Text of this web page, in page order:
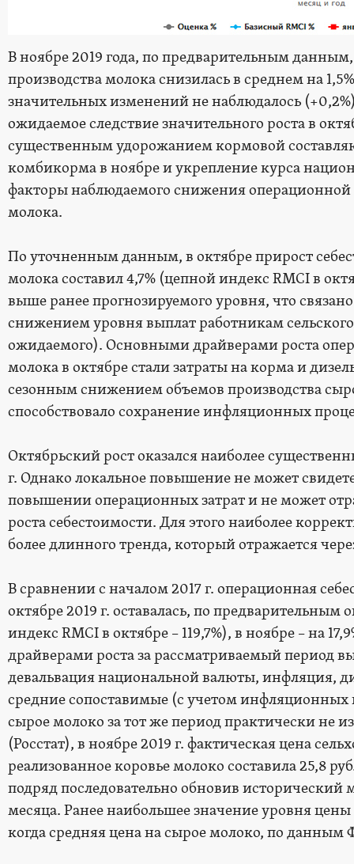
В ноябре 2019 года, по предварительным
производства молока снизилась в среднем на
значительных изменений не наблюдалось
ожидаемое следствие значительного роста в
существенным удорожанием кормовой
комбикорма в ноябре и укрепление курса
факторы наблюдаемого снижения операционной
молока.
По уточненным данным, в октябре прирост
молока составил 4,7% (цепной индекс RMCI в
выше ранее прогнозируемого уровня, что
снижением уровня выплат работникам
ожидаемого). Основными драйверами роста
молока в октябре стали затраты на корма и
сезонным снижением объемов производства
способствовало сохранение инфляционных
Октябрьский рост оказался наиболее
г. Однако локальное повышение не может
повышении операционных затрат и не может
роста себестоимости. Для этого наиболее
более длинного тренда, который отражается
В сравнении с началом 2017 г. операционная
октябре 2019 г. оставалась, по
индекс RMCI в октябре – 119,7%), в ноябре – на
драйверами роста за рассматриваемый период
девальвация национальной валюты, инфляция,
средние сопоставимые (с учетом инфляционных
сырое молоко за тот же период практически
(Росстат), в ноябре 2019 г. фактическая цена
реализованное коровье молоко составила 25,8
подряд последовательно обновив
месяца. Ранее наибольшее значение уровня цены
когда средняя цена на сырое молоко, по данным